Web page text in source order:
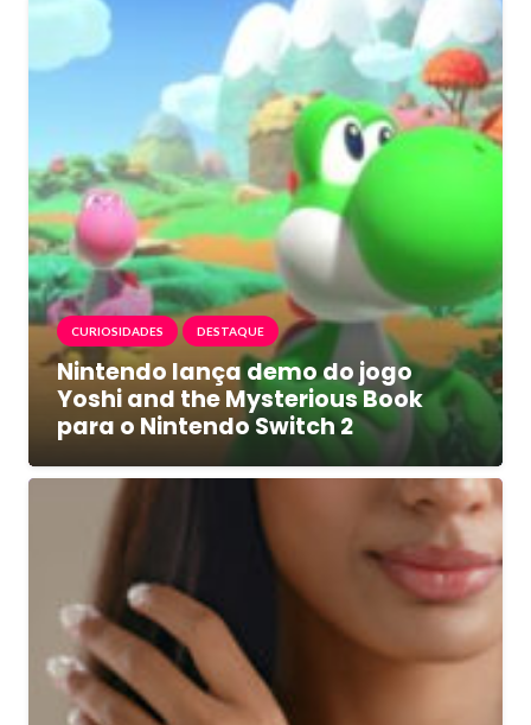
CURIOSIDADES DESTAQUE
Nintendo lança demo do jogo
Yoshi and the Mysterious Book
para o Nintendo Switch 2